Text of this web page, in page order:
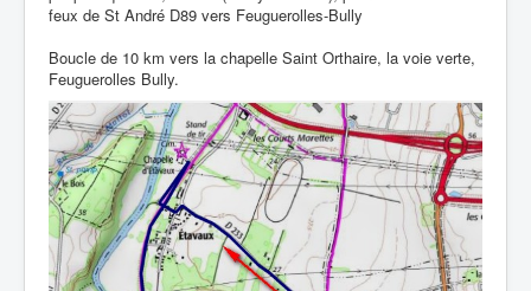
feux de St André D89 vers Feuguerolles-Bully
Boucle de 10 km vers la chapelle Saint Orthaire, la voie verte,
Feuguerolles Bully.